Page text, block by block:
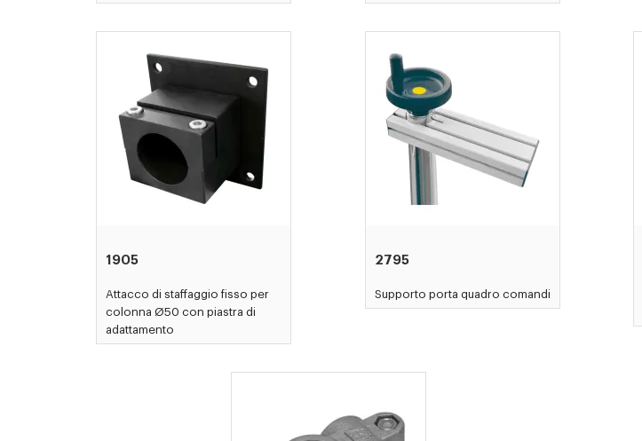
1905
Attacco di staffaggio fisso per
colonna Ø50 con piastra di
adattamento
2795
Supporto porta quadro comandi